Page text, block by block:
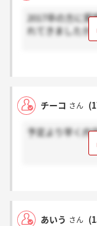
2017卒の方に質
れてきましたか
チーコ さん
予定より早く内
あいう さん